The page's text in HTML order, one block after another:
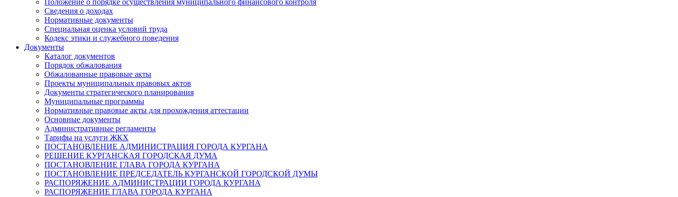
Положение о порядке осуществления муниципального финансового контроля
Сведения о доходах
Нормативные документы
Специальная оценка условий труда
Кодекс этики и служебного поведения
Документы
Каталог документов
Порядок обжалования
Обжалованные правовые акты
Проекты муниципальных правовых актов
Документы стратегического планирования
Муниципальные программы
Нормативные правовые акты для прохождения аттестации
Основные документы
Административные регламенты
Тарифы на услуги ЖКХ
ПОСТАНОВЛЕНИЕ АДМИНИСТРАЦИЯ ГОРОДА КУРГАНА
РЕШЕНИЕ КУРГАНСКАЯ ГОРОДСКАЯ ДУМА
ПОСТАНОВЛЕНИЕ ГЛАВА ГОРОДА КУРГАНА
ПОСТАНОВЛЕНИЕ ПРЕДСЕДАТЕЛЬ КУРГАНСКОЙ ГОРОДСКОЙ ДУМЫ
РАСПОРЯЖЕНИЕ АДМИНИСТРАЦИИ ГОРОДА КУРГАНА
РАСПОРЯЖЕНИЕ ГЛАВА ГОРОДА КУРГАНА